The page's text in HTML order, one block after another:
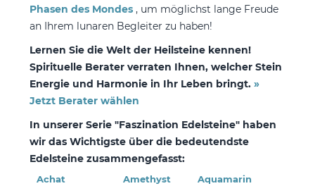
Phasen des Mondes , um möglichst lange Freude
an Ihrem lunaren Begleiter zu haben!
Lernen Sie die Welt der Heilsteine kennen!
Spirituelle Berater verraten Ihnen, welcher Stein
Energie und Harmonie in Ihr Leben bringt. »
Jetzt Berater wählen
In unserer Serie "Faszination Edelsteine" haben
wir das Wichtigste über die bedeutendste
Edelsteine zusammengefasst:
Achat Amethyst Aquamarin